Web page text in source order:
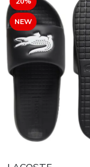
NEW